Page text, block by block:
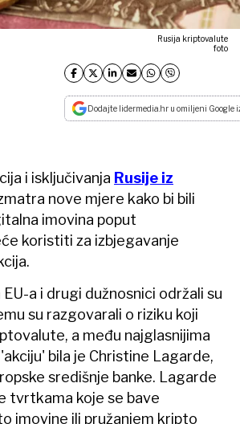
Rusija kriptovalute
foto
Dodajte lidermedia.hr u omiljeni Google
i isključivanja Rusije iz
nove mjere kako bi bili
imovina poput
koristiti za izbjegavanje
a i drugi dužnosnici održali su
su razgovarali o riziku koji
a među najglasnijima
bila je Christine Lagarde,
središnje banke. Lagarde
tvrtkama koje se bave
imovine ili pružanjem kripto